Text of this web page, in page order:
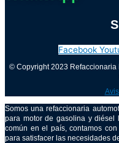
Facebook
© Copyright 2023 Refaccionaria
Somos una refaccionaria
para motor de gasolina y diésel
común en el país, contamos
para satisfacer las necesidades